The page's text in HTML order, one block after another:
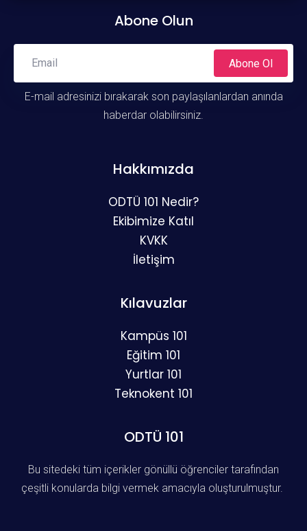
Abone Olun
Abone Ol
E-mail adresinizi bırakarak son paylaşılanlardan anında
haberdar olabilirsiniz.
Hakkımızda
ODTÜ 101 Nedir?
Ekibimize Katıl
KVKK
İletişim
Kılavuzlar
Kampüs 101
Eğitim 101
Yurtlar 101
Teknokent 101
ODTÜ 101
Bu sitedeki tüm içerikler gönüllü öğrenciler tarafından
çeşitli konularda bilgi vermek amacıyla oluşturulmuştur.